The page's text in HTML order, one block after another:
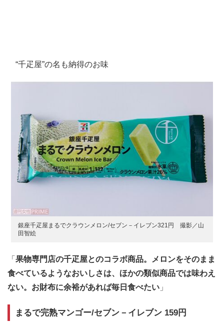
“千疋屋”の名も納得のお味
銀座千疋屋まるでクラウンメロン/セブン－イレブン321円 撮影／山
田智絵
「 果物専門店の千疋屋とのコラボ商品。メロンをそのまま
食べているようなおいしさは、ほかの類似商品では味わえ
ない。お財布に余裕があれば毎日食べたい 」
まるで完熟マンゴー/セブン－イレブン 159円